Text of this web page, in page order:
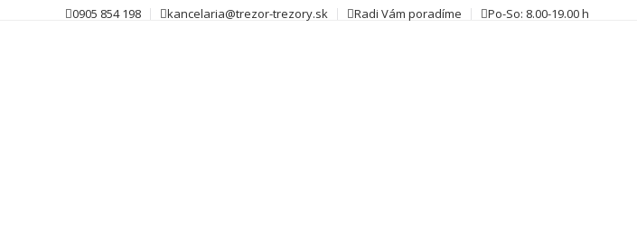
0905 854 198 kancelaria@trezor-trezory.sk Radi Vám poradíme Po-So: 8.00-19.00 h